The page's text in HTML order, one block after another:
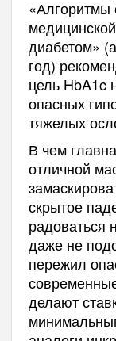
«Алгоритмы
диабетом»
год)
цель HbA1c
опасных
тяжелых
В чем
отличной
скрытое
радоваться
даже не
пережил
делают